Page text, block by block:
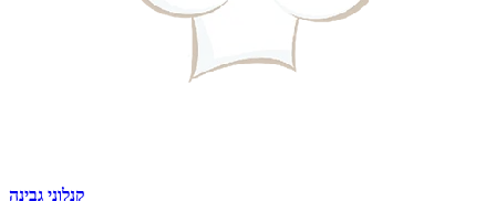
קנלוני גבינה